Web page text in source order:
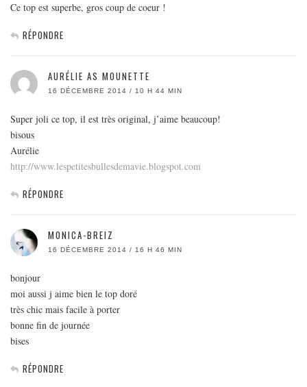
Ce top est superbe, gros coup de coeur !
RÉPONDRE
AURÉLIE AS MOUNETTE
16 DÉCEMBRE 2014 / 10 H 44 MIN
Super joli ce top, il est très original, j’aime beaucoup!
bisous
Aurélie
http://www.lespetitesbullesdemavie.blogspot.com
RÉPONDRE
MONICA-BREIZ
16 DÉCEMBRE 2014 / 16 H 46 MIN
bonjour
moi aussi j aime bien le top doré
très chic mais facile à porter
bonne fin de journée
bises
RÉPONDRE